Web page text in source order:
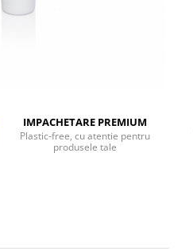
IMPACHETARE PREMIUM
Plastic-free, cu atentie pentru
produsele tale